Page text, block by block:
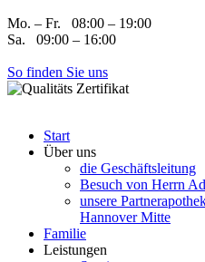
Mo. – Fr. 08:00 – 19:00
Sa. 09:00 – 16:00
So finden Sie uns
Start
Über uns
die Geschäftsleitung
Besuch von Herrn
unsere
Hannover Mitte
Familie
Leistungen